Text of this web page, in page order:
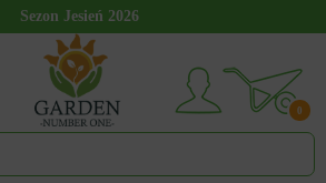
Sezon Jesień 2026
0